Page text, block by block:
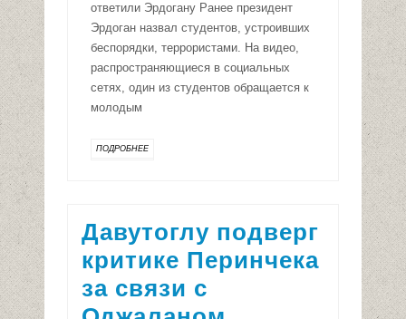
ответили Эрдогану Ранее президент
Эрдоган назвал студентов, устроивших
беспорядки, террористами. На видео,
распространяющиеся в социальных
сетях, один из студентов обращается к
молодым
ПОДРОБНЕЕ
Давутоглу подверг
критике Перинчека
за связи с